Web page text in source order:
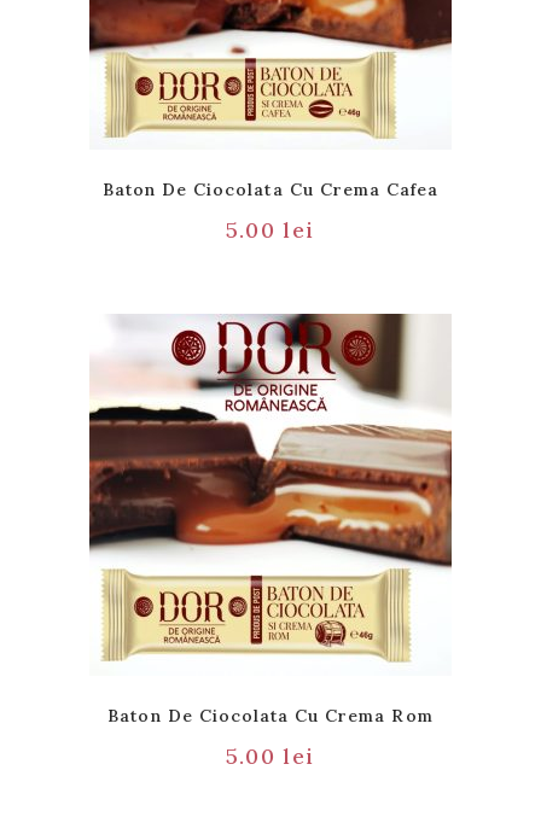
Baton De Ciocolata Cu Crema Cafea
5.00lei
Baton De Ciocolata Cu Crema Rom
5.00lei